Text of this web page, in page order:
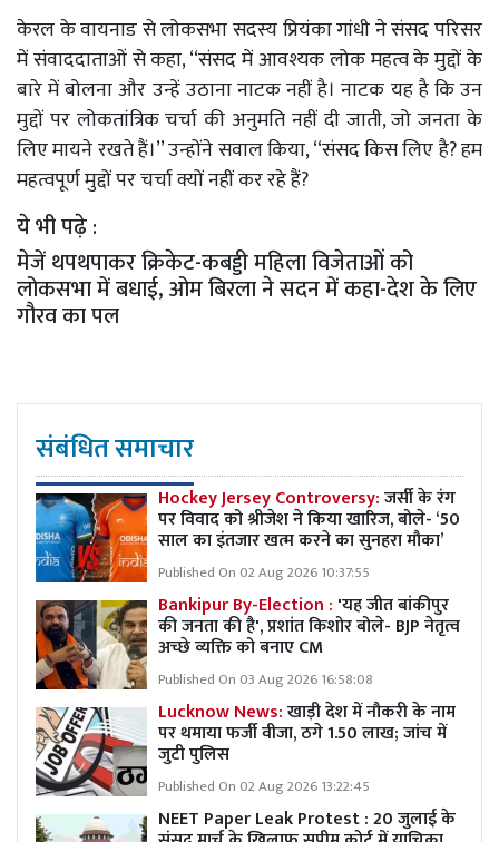
केरल के वायनाड से लोकसभा सदस्य प्रियंका गांधी ने संसद परिसर
में संवाददाताओं से कहा, ‘‘संसद में आवश्यक लोक महत्व के मुद्दों के
बारे में बोलना और उन्हें उठाना नाटक नहीं है। नाटक यह है कि उन
मुद्दों पर लोकतांत्रिक चर्चा की अनुमति नहीं दी जाती, जो जनता के
लिए मायने रखते हैं।’’ उन्होंने सवाल किया, ‘‘संसद किस लिए है? हम
महत्वपूर्ण मुद्दों पर चर्चा क्यों नहीं कर रहे हैं?
ये भी पढ़े :
मेजें थपथपाकर क्रिकेट-कबड्डी महिला विजेताओं को
लोकसभा में बधाई, ओम बिरला ने सदन में कहा-देश के लिए
गौरव का पल
संबंधित समाचार
Hockey Jersey Controversy:जर्सी के रंग
पर विवाद को श्रीजेश ने किया खारिज, बोले- ‘50
साल का इंतजार खत्म करने का सुनहरा मौका’
Published On 02 Aug 2026 10:37:55
Bankipur By-Election : 'यह जीत बांकीपुर
की जनता की है', प्रशांत किशोर बोले- BJP नेतृत्व
अच्छे व्यक्ति को बनाए CM
Published On 03 Aug 2026 16:58:08
Lucknow News:खाड़ी देश में नौकरी के नाम
पर थमाया फर्जी वीजा, ठगे 1.50 लाख; जांच में
जुटी पुलिस
Published On 02 Aug 2026 13:22:45
NEET Paper Leak Protest : 20 जुलाई के